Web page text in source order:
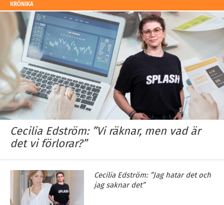
KRÖNIKA
Cecilia Edström: ”Vi räknar, men vad är
det vi förlorar?”
Cecilia Edström: ”Jag hatar det och
jag saknar det”